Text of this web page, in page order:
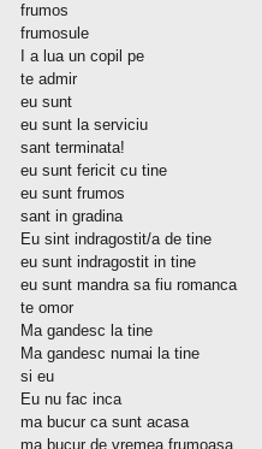
frumos
frumosule
I a lua un copil pe
te admir
eu sunt
eu sunt la serviciu
sant terminata!
eu sunt fericit cu tine
eu sunt frumos
sant in gradina
Eu sint indragostit/a de tine
eu sunt indragostit in tine
eu sunt mandra sa fiu romanca
te omor
Ma gandesc la tine
Ma gandesc numai la tine
si eu
Eu nu fac inca
ma bucur ca sunt acasa
ma bucur de vremea frumoasa